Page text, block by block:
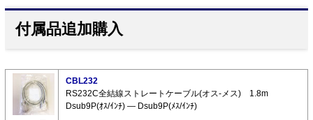
付属品追加購入
CBL232
RS232C全結線ストレートケーブル(オス-メス) 1.8m
Dsub9P(ｵｽ/ｲﾝﾁ) ― Dsub9P(ﾒｽ/ｲﾝﾁ)